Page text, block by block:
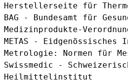
Herstellerseite für
BAG - Bundesamt für
Medizinprodukte-
METAS -
Metrologie: Normen für
Swissmedic -
Heilmittelinstitut